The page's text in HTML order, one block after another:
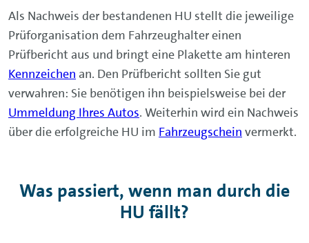
Als Nachweis der bestandenen HU stellt die jeweilige
Prüforganisation dem Fahrzeughalter einen
Prüfbericht aus und bringt eine Plakette am hinteren
Kennzeichen an. Den Prüfbericht sollten Sie gut
verwahren: Sie benötigen ihn beispielsweise bei der
Ummeldung Ihres Autos. Weiterhin wird ein Nachweis
über die erfolgreiche HU im Fahrzeugschein vermerkt.
Was passiert, wenn man durch die
HU fällt?